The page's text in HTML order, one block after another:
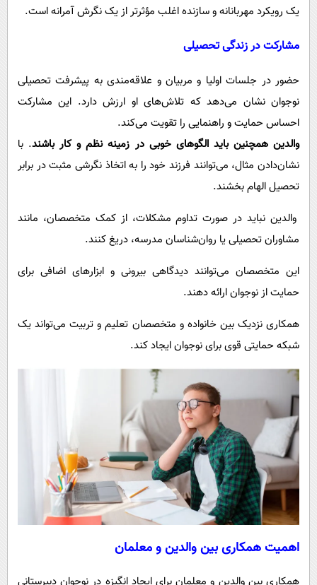
یک رویکرد مهربانانه و سازنده اغلب مؤثرتر از یک نگرش آمرانه است.
مشارکت در زندگی تحصیلی
حضور در جلسات اولیا و مربیان و علاقه‌مندی به پیشرفت تحصیلی
نوجوان نشان می‌دهد که تلاش‌های او ارزش دارد. این مشارکت
احساس حمایت و راهنمایی را تقویت می‌کند.
والدین همچنین باید الگوهای خوبی در زمینه نظم و کار باشند. با
نشان‌دادن مثال، می‌توانند فرزند خود را به اتخاذ نگرشی مثبت در برابر
تحصیل الهام بخشند.
والدین نباید در صورت تداوم مشکلات، از کمک متخصصان، مانند
مشاوران تحصیلی یا روان‌شناسان مدرسه، دریغ کنند.
این متخصصان می‌توانند دیدگاهی بیرونی و ابزارهای اضافی برای
حمایت از نوجوان ارائه دهند.
همکاری نزدیک بین خانواده و متخصصان تعلیم و تربیت می‌تواند یک
شبکه حمایتی قوی برای نوجوان ایجاد کند.
اهمیت همکاری بین والدین و معلمان